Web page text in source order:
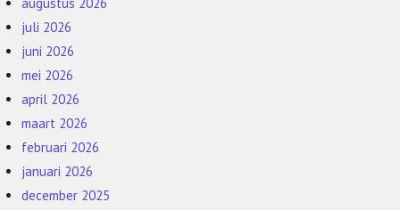
juli 2026
juni 2026
mei 2026
april 2026
maart 2026
februari 2026
januari 2026
december 2025